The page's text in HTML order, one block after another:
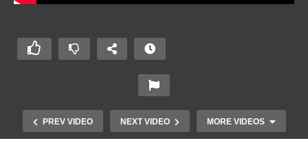
PREV VIDEO NEXT VIDEO MORE VIDEOS